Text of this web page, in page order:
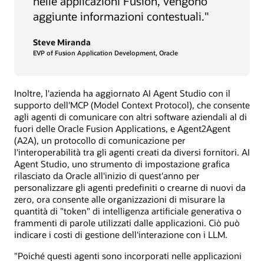
aggiunte informazioni contestuali."
Steve Miranda
EVP of Fusion Application Development, Oracle
Inoltre, l'azienda ha aggiornato AI Agent Studio con il
supporto dell'MCP (Model Context Protocol), che consente
agli agenti di comunicare con altri software aziendali al di
fuori delle Oracle Fusion Applications, e Agent2Agent
(A2A), un protocollo di comunicazione per
l'interoperabilità tra gli agenti creati da diversi fornitori. AI
Agent Studio, uno strumento di impostazione grafica
rilasciato da Oracle all'inizio di quest'anno per
personalizzare gli agenti predefiniti o crearne di nuovi da
zero, ora consente alle organizzazioni di misurare la
quantità di "token" di intelligenza artificiale generativa o
frammenti di parole utilizzati dalle applicazioni. Ciò può
indicare i costi di gestione dell'interazione con i LLM.
"Poiché questi agenti sono incorporati nelle applicazioni